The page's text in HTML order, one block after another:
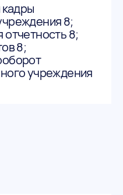
кадры
8;
8;
8;
учреждения